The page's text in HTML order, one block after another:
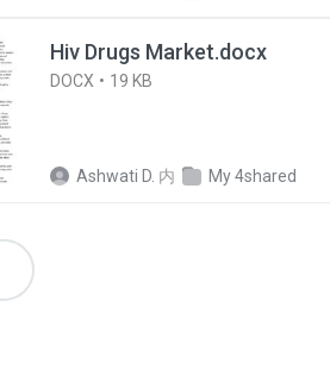
Hiv Drugs Market.docx
DOCX 19 KB
Ashwati D. 内 My 4shared